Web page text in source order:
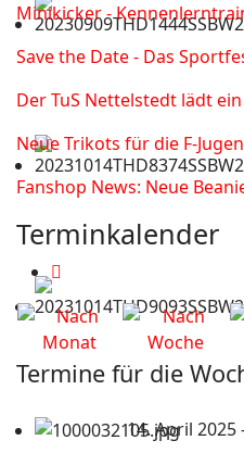
Minikicker -
Save the Date - Das
Der TuS Nettelstedt lädt
Neue Trikots für die F-
Fanshop News: Neue
Terminkalender
Termine für die
14. April 2025